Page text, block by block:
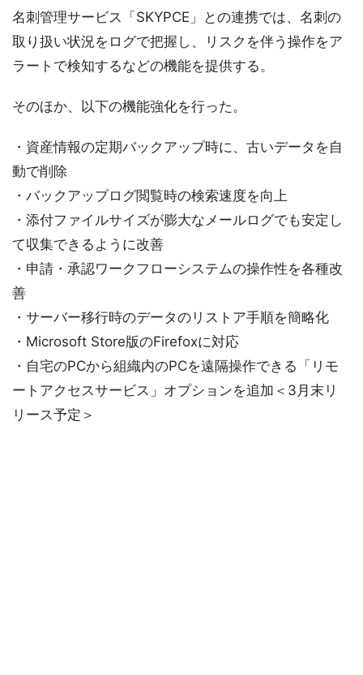
名刺管理サービス「SKYPCE」との連携では、名刺の
取り扱い状況をログで把握し、リスクを伴う操作をア
ラートで検知するなどの機能を提供する。
そのほか、以下の機能強化を行った。
・資産情報の定期バックアップ時に、古いデータを自
動で削除
・バックアップログ閲覧時の検索速度を向上
・添付ファイルサイズが膨大なメールログでも安定し
て収集できるように改善
・申請・承認ワークフローシステムの操作性を各種改
善
・サーバー移行時のデータのリストア手順を簡略化
・Microsoft Store版のFirefoxに対応
・自宅のPCから組織内のPCを遠隔操作できる「リモ
ートアクセスサービス」オプションを追加＜3月末リ
リース予定＞